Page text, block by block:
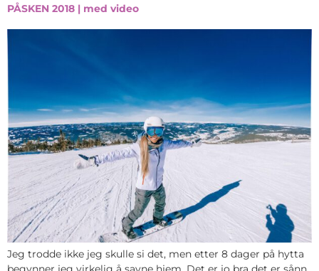
PÅSKEN 2018 | med video
Jeg trodde ikke jeg skulle si det, men etter 8 dager på hytta